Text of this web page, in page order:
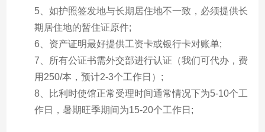
5、如护照签发地与长期居住地不一致，必须提供长
期居住地的暂住证原件;
6、资产证明最好提供工资卡或银行卡对账单;
7、所有公证书需外交部进行认证（我们可代办，费
用250/本，预计2-3个工作日）;
8、比利时使馆正常受理时间通常情况下为5-10个工
作日，暑期旺季期间为15-20个工作日;